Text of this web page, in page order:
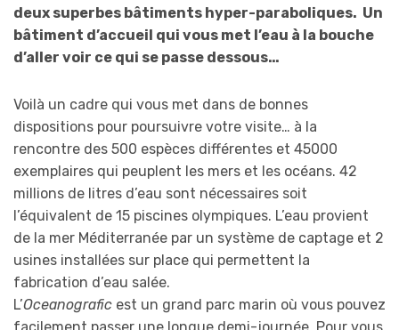
deux superbes bâtiments hyper-paraboliques. Un
bâtiment d’accueil qui vous met l’eau à la bouche
d’aller voir ce qui se passe dessous…
Voilà un cadre qui vous met dans de bonnes
dispositions pour poursuivre votre visite… à la
rencontre des 500 espèces différentes et 45000
exemplaires qui peuplent les mers et les océans. 42
millions de litres d’eau sont nécessaires soit
l’équivalent de 15 piscines olympiques. L’eau provient
de la mer Méditerranée par un système de captage et 2
usines installées sur place qui permettent la
fabrication d’eau salée.
L’Oceanografic est un grand parc marin où vous pouvez
facilement passer une longue demi-journée. Pour vous